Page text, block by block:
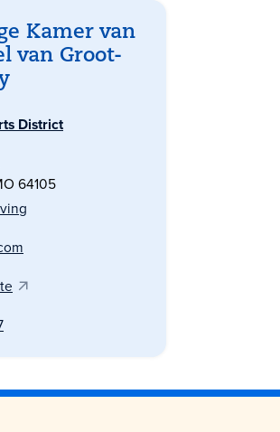
Kamer van
van Groot-
District
64105